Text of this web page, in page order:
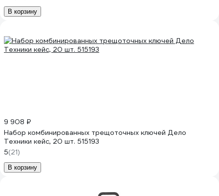
В корзину
9 908 ₽
Набор комбинированных трещоточных ключей Дело
Техники кейс, 20 шт. 515193
5(21)
В корзину